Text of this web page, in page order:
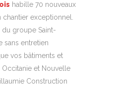
habille 70 nouveaux
exceptionnel.
du groupe Saint-
sans entretien
vos bâtiments et
et Nouvelle
Construction